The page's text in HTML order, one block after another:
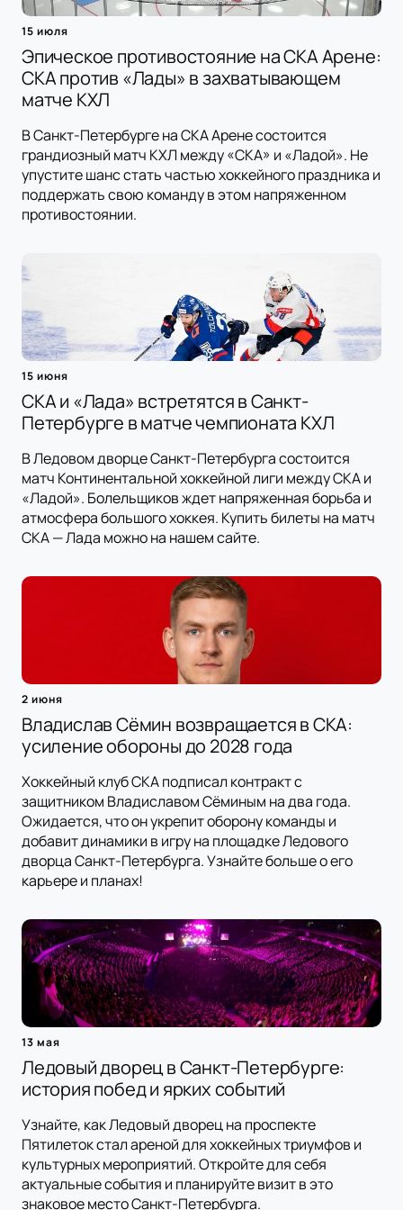
15 июля
Эпическое противостояние на СКА Арене:
СКА против «Лады» в захватывающем
матче КХЛ
В Санкт-Петербурге на СКА Арене состоится
грандиозный матч КХЛ между «СКА» и «Ладой». Не
упустите шанс стать частью хоккейного праздника и
поддержать свою команду в этом напряженном
противостоянии.
15 июня
СКА и «Лада» встретятся в Санкт-
Петербурге в матче чемпионата КХЛ
В Ледовом дворце Санкт-Петербурга состоится
матч Континентальной хоккейной лиги между СКА и
«Ладой». Болельщиков ждет напряженная борьба и
атмосфера большого хоккея. Купить билеты на матч
СКА — Лада можно на нашем сайте.
2 июня
Владислав Сёмин возвращается в СКА:
усиление обороны до 2028 года
Хоккейный клуб СКА подписал контракт с
защитником Владиславом Сёминым на два года.
Ожидается, что он укрепит оборону команды и
добавит динамики в игру на площадке Ледового
дворца Санкт-Петербурга. Узнайте больше о его
карьере и планах!
13 мая
Ледовый дворец в Санкт-Петербурге:
история побед и ярких событий
Узнайте, как Ледовый дворец на проспекте
Пятилеток стал ареной для хоккейных триумфов и
культурных мероприятий. Откройте для себя
актуальные события и планируйте визит в это
знаковое место Санкт-Петербурга.